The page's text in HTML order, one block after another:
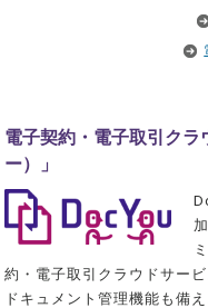
電子契約・電子取引ク
ー）」
約・電子取引クラウドサービ
ドキュメント管理機能も備